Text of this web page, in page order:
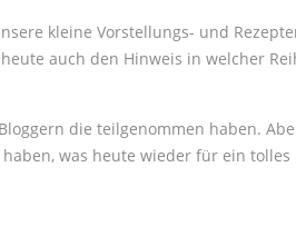
kleine Vorstellungs- und
auch den Hinweis in welcher
die teilgenommen haben.
was heute wieder für ein tolles